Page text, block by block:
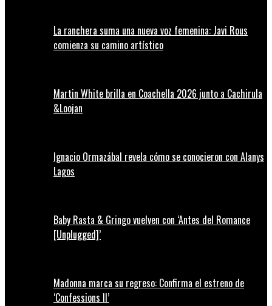
La ranchera suma una nueva voz femenina: Javi Rous
comienza su camino artístico
Martin White brilla en Coachella 2026 junto a Cachirula
&Loojan
Ignacio Ormazábal revela cómo se conocieron con Alanys
Lagos
Baby Rasta & Gringo vuelven con ‘Antes del Romance
[Unplugged]’
Madonna marca su regreso: Confirma el estreno de
‘Confessions II’